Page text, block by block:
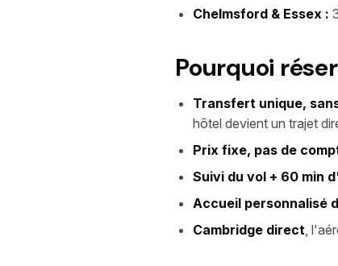
Chelmsford & Essex :
Pourquoi
Transfert unique,
hôtel devient un trajet
Prix fixe, pas de
Suivi du vol + 60 min
Accueil personnalisé
Cambridge direct,